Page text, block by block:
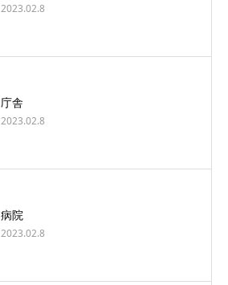
2023.02.8
庁舎
2023.02.8
病院
2023.02.8